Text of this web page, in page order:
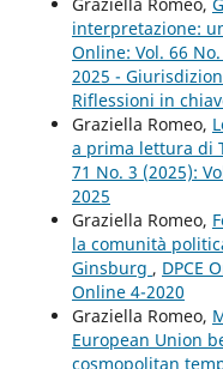
interpretazione:
Online: Vol. 66 No.
2025 -
Riflessioni in
Graziella Romeo,
a prima lettura di
71 No. 3 (2025):
2025
Graziella Romeo,
la comunità
Ginsburg , DPCE
Online 4-2020
Graziella Romeo,
European Union
cosmopolitan